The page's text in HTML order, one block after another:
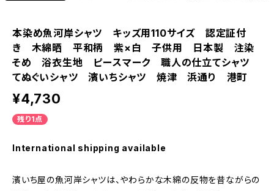
本染め魚河岸シャツ キッズ用110サイズ 認定証付
き 木綿晒 平和柄 紫×白 子供用 日本製 注染
そめ 浴衣生地 ピースマーク 職人の仕立てシャツ
てぬぐいシャツ 濱いちシャツ 焼津 浜通り 港町
¥4,730
残り1点
International shipping available
濱いち屋の魚河岸シャツは、やわらかな木綿の反物を昔ながらの